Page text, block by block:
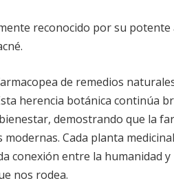
reconocido por su potente
de remedios
herencia botánica continúa
demostrando que la
Cada planta
conexión entre la humanidad y
nos rodea.